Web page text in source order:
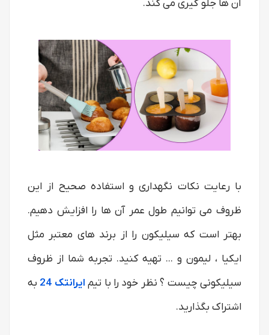
آن ها جلو گیری می کند.
با رعایت نکات نگهداری و استفاده صحیح از این
ظروف می توانیم طول عمر آن ها را افزایش دهیم.
بهتر است که سیلیکون را از برند های معتبر مثل
ایکیا ، لیمون و ... تهیه کنید. تجربه شما از ظروف
سیلیکونی چیست ؟ نظر خود را با تیم ایرانتک 24
به
اشتراک بگذارید.